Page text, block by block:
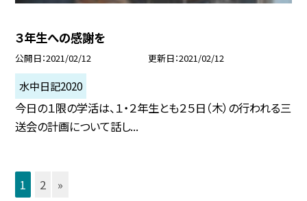
３年生への感謝を
公開日 2021/02/12 更新日 2021/02/12
水中日記2020
今日の１限の学活は、１・２年生とも２５日（木）の行われる三
送会の計画について話し...
1 2 »